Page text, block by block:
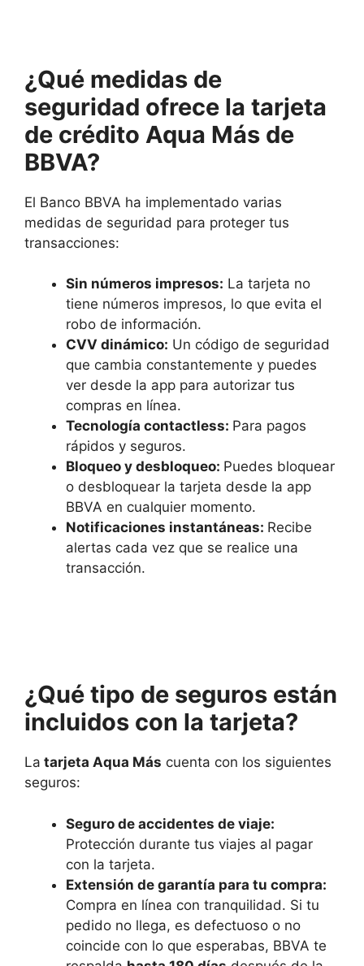
¿Qué medidas de
seguridad ofrece la tarjeta
de crédito Aqua Más de
BBVA?
El Banco BBVA ha implementado varias
medidas de seguridad para proteger tus
transacciones:
Sin números impresos: La tarjeta no
tiene números impresos, lo que evita el
robo de información.
CVV dinámico: Un código de seguridad
que cambia constantemente y puedes
ver desde la app para autorizar tus
compras en línea.
Tecnología contactless: Para pagos
rápidos y seguros.
Bloqueo y desbloqueo: Puedes bloquear
o desbloquear la tarjeta desde la app
BBVA en cualquier momento.
Notificaciones instantáneas: Recibe
alertas cada vez que se realice una
transacción.
¿Qué tipo de seguros están
incluidos con la tarjeta?
La tarjeta Aqua Más cuenta con los siguientes
seguros:
Seguro de accidentes de viaje:
Protección durante tus viajes al pagar
con la tarjeta.
Extensión de garantía para tu compra:
Compra en línea con tranquilidad. Si tu
pedido no llega, es defectuoso o no
coincide con lo que esperabas, BBVA te